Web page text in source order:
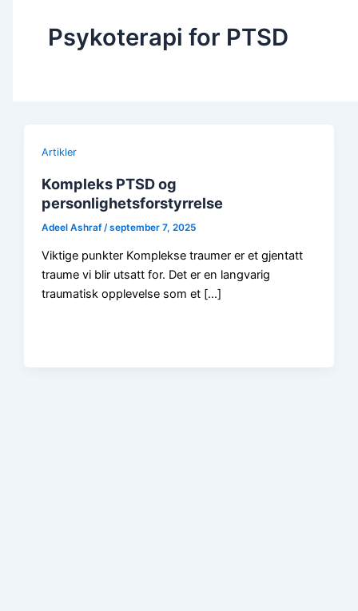
Psykoterapi for PTSD
Artikler
Kompleks PTSD og
personlighetsforstyrrelse
Adeel Ashraf /september 7, 2025
Viktige punkter Komplekse traumer er et gjentatt
traume vi blir utsatt for. Det er en langvarig
traumatisk opplevelse som et […]